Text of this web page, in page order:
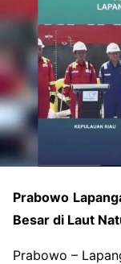
Prabowo
Besar di Laut
Prabowo –